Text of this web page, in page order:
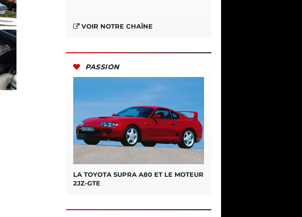
VOIR NOTRE CHAÎNE
PASSION
LA TOYOTA SUPRA A80 ET LE MOTEUR
2JZ-GTE